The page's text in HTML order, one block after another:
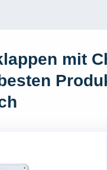
mit